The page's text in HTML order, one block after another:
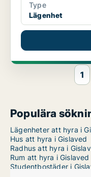
Type
Lägenhet
1
Populära
Lägenheter att hyra i
Hus att hyra i Gislaved
Radhus att hyra i
Rum att hyra i Gislaved
Studentbostäder i